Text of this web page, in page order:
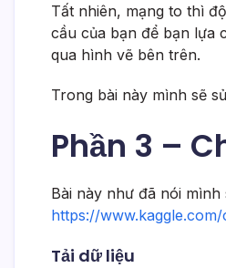
Tất nhiên, mạng to thì
cầu của bạn để bạn lựa
qua hình vẽ bên trên.
Trong bài này mình sẽ
Phần 3 –
Bài này như đã nói
https://
Tải dữ liệu